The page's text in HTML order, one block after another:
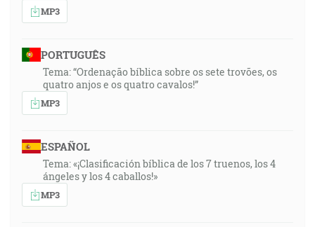
MP3
PORTUGUÊS
Tema: “Ordenação bíblica sobre os sete trovões, os
quatro anjos e os quatro cavalos!”
MP3
ESPAÑOL
Tema: «¡Clasificación bíblica de los 7 truenos, los 4
ángeles y los 4 caballos!»
MP3